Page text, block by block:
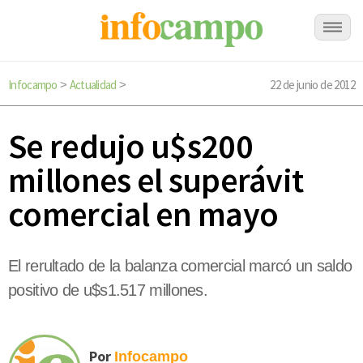
Infocampo > Actualidad > 22 de junio de 2012
Se redujo u$s200
millones el superávit
comercial en mayo
El rerultado de la balanza comercial marcó un saldo
positivo de u$s1.517 millones.
Por Infocampo